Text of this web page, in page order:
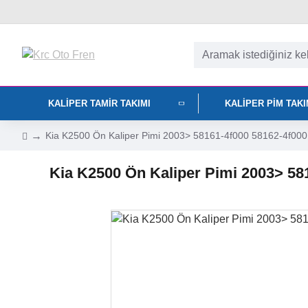
KALIPER TAMIR TAKIMI KALIPER PIM
Kia K2500 Ön Kaliper Pimi 2003> 58161-4f000 58162-4f000
Kia K2500 Ön Kaliper Pimi 2003>